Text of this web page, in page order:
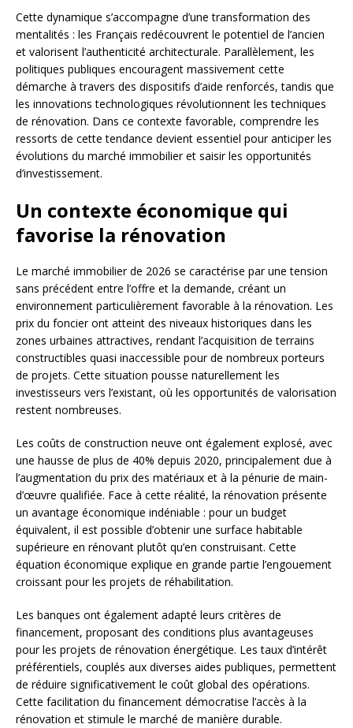
Cette dynamique s’accompagne d’une transformation des
mentalités : les Français redécouvrent le potentiel de l’ancien
et valorisent l’authenticité architecturale. Parallèlement, les
politiques publiques encouragent massivement cette
démarche à travers des dispositifs d’aide renforcés, tandis que
les innovations technologiques révolutionnent les techniques
de rénovation. Dans ce contexte favorable, comprendre les
ressorts de cette tendance devient essentiel pour anticiper les
évolutions du marché immobilier et saisir les opportunités
d’investissement.
Un contexte économique qui
favorise la rénovation
Le marché immobilier de 2026 se caractérise par une tension
sans précédent entre l’offre et la demande, créant un
environnement particulièrement favorable à la rénovation. Les
prix du foncier ont atteint des niveaux historiques dans les
zones urbaines attractives, rendant l’acquisition de terrains
constructibles quasi inaccessible pour de nombreux porteurs
de projets. Cette situation pousse naturellement les
investisseurs vers l’existant, où les opportunités de valorisation
restent nombreuses.
Les coûts de construction neuve ont également explosé, avec
une hausse de plus de 40% depuis 2020, principalement due à
l’augmentation du prix des matériaux et à la pénurie de main-
d’œuvre qualifiée. Face à cette réalité, la rénovation présente
un avantage économique indéniable : pour un budget
équivalent, il est possible d’obtenir une surface habitable
supérieure en rénovant plutôt qu’en construisant. Cette
équation économique explique en grande partie l’engouement
croissant pour les projets de réhabilitation.
Les banques ont également adapté leurs critères de
financement, proposant des conditions plus avantageuses
pour les projets de rénovation énergétique. Les taux d’intérêt
préférentiels, couplés aux diverses aides publiques, permettent
de réduire significativement le coût global des opérations.
Cette facilitation du financement démocratise l’accès à la
rénovation et stimule le marché de manière durable.